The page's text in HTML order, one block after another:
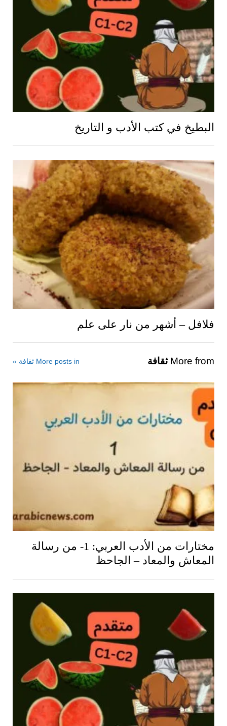
البطيخ في كتب الأدب و التاريخ
فلافل – أشهر من نار على علم
More from ثقافة More posts in ثقافة »
مختارات من الأدب العربي: 1- من رسالة
المعاش والمعاد – الجاحظ